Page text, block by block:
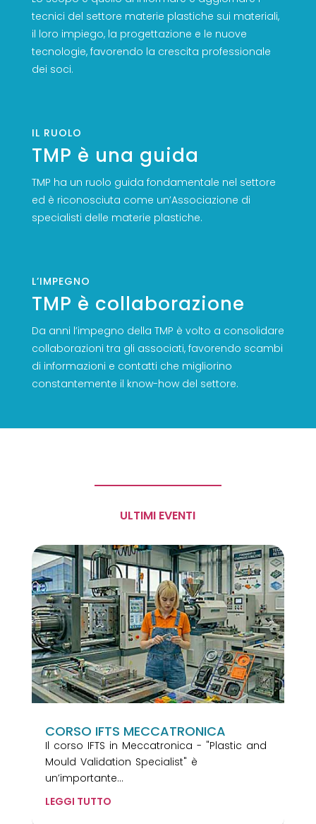
tecnici del settore materie plastiche sui materiali,
il loro impiego, la progettazione e le nuove
tecnologie, favorendo la crescita professionale
dei soci.
IL RUOLO
TMP è una guida
TMP ha un ruolo guida fondamentale nel settore
ed è riconosciuta come un’Associazione di
specialisti delle materie plastiche.
L’IMPEGNO
TMP è collaborazione
Da anni l’impegno della TMP è volto a consolidare
collaborazioni tra gli associati, favorendo scambi
di informazioni e contatti che migliorino
constantemente il know-how del settore.
ULTIMI EVENTI
CORSO IFTS MECCATRONICA
Il corso IFTS in Meccatronica - "Plastic and
Mould Validation Specialist" è
un’importante...
LEGGI TUTTO